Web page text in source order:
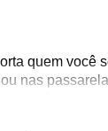
quem você
nas
acreditam que